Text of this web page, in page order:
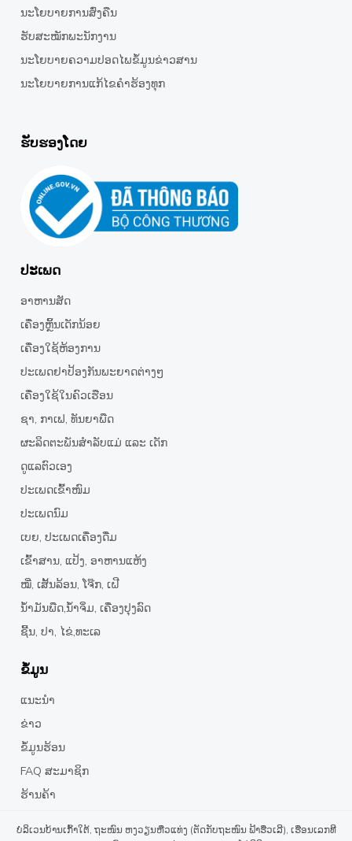
ນະໂຍບາຍການສົ່ງຄືນ
ຮັບສະໝັກພະນັກງານ
ນະໂຍບາຍຄວາມປອດໄພຂໍ້ມູນຂ່າວສານ
ນະໂຍບາຍການແກ້ໄຂຄໍາຮ້ອງທຸກ
ຮັບຮອງໂດຍ
ປະເພດ
ອາຫານສັດ
ເຄື່ອງຫຼິ້ນເດັກນ້ອຍ
ເຄື່ອງໃຊ້ຫ້ອງການ
ປະເພດຢາປ້ອງກັນພະຍາດຕ່າງໆ
ເຄື່ອງໃຊ້ໃນຄົວເຮືອນ
ຊາ,​ ກາເຟ, ທັນຍາພືດ
ຜະລິດຕະພັນສຳລັບແມ່ ແລະ ເດັກ
ດູແລຕົວເອງ
ປະເພດເຂົ້າໜົມ
ປະເພດນົມ
ເບຍ, ປະເພດເຄື່ອງດື່ມ
ເຂົ້າສານ, ແປ້ງ, ອາຫານແຫ້ງ
ໝີ່, ເສັ້ນລ້ອນ, ໂຈ໊ກ, ເຝີ
ນໍ້າມັນພືດ,ນໍ້າຈິ່ມ, ເຄື່ອງປຸງລົດ
ຊີ້ນ, ປາ, ໄຂ່,ທະເລ
ຂໍ້ມູນ
ແນະນຳ
ຂ່າວ
ຂໍ້ມູນຮ້ອນ
FAQ ສະມາຊິກ
ຮ້ານຄ້າ
ບໍລິເວນບ້ານເກົ້າໃຕ້, ຖະໜົນ ຫງວຽນຫືວແທ່ງ (ຕັດກັບຖະໜົນ ຟ້າຮືວເລີ), ເຮືອນເລກທີ